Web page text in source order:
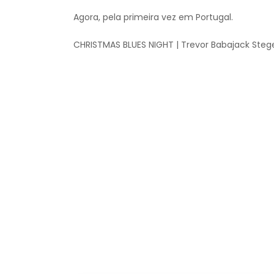
Agora, pela primeira vez em Portugal.
CHRISTMAS BLUES NIGHT | Trevor Babajack